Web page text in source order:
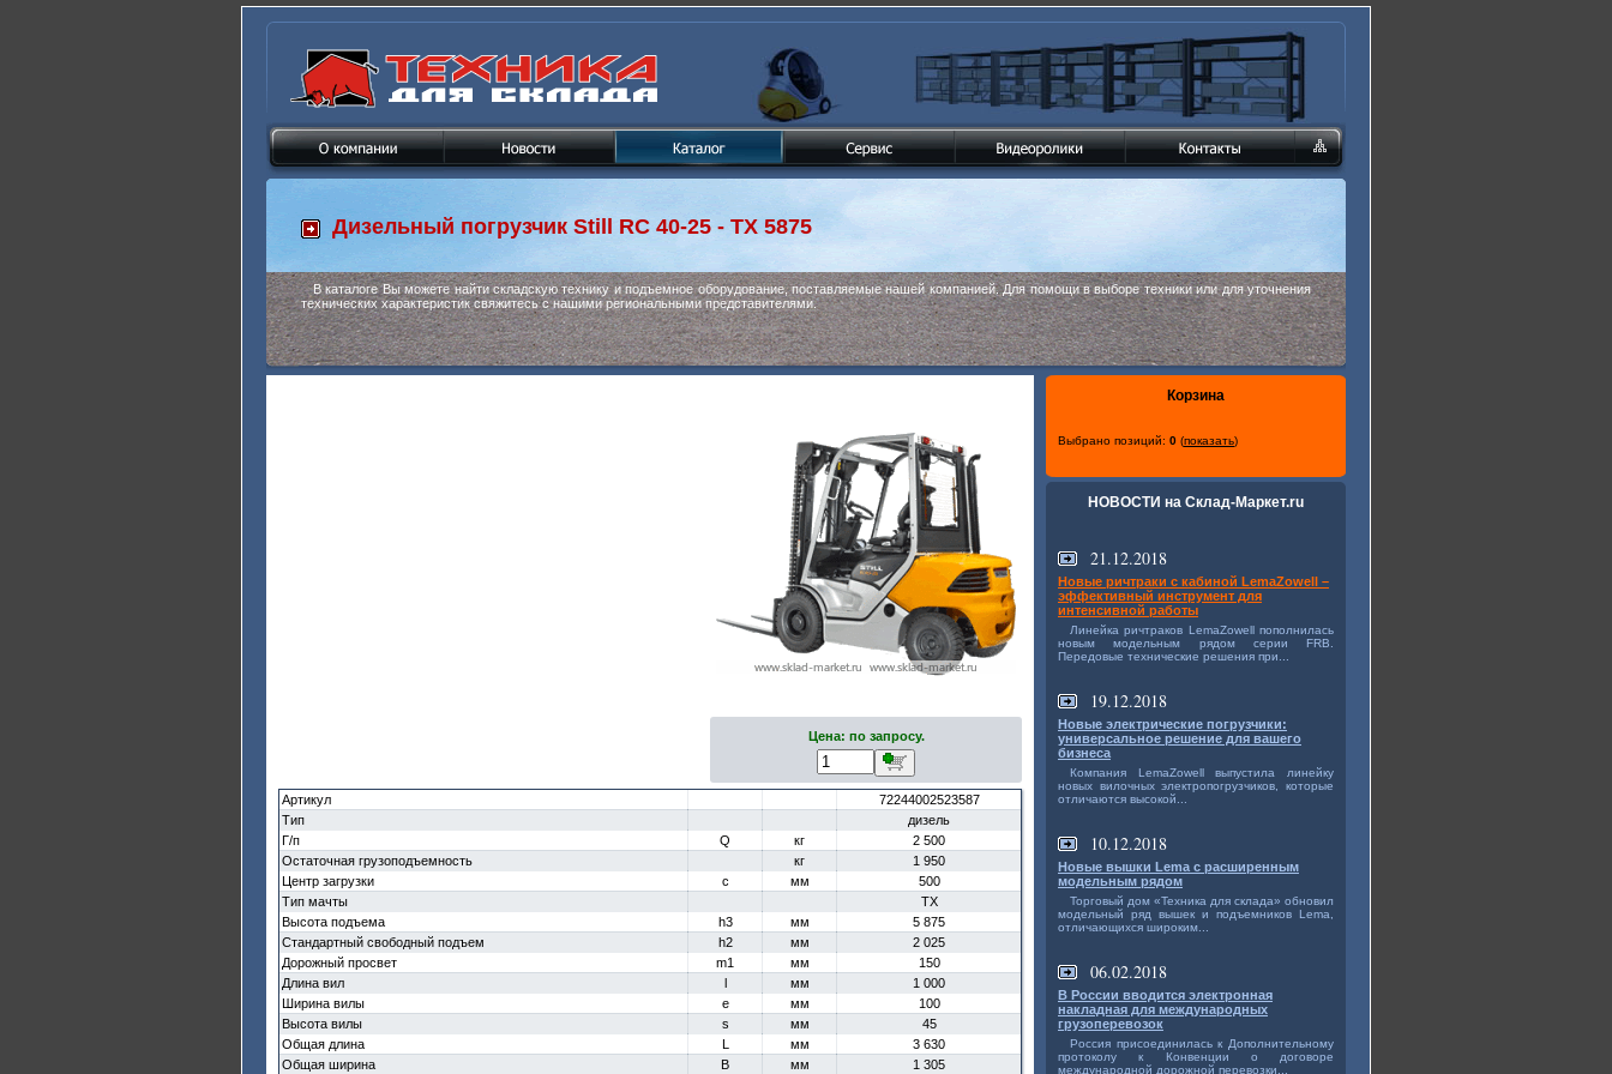
Дизельный погрузчик Still RC 40-25 - TX 5875
В каталоге Вы можете найти складскую технику и подъемное оборудование, поставляемые нашей компанией. Для помощи в выборе техники или для уточнения
технических характеристик свяжитесь с нашими региональными представителями.
Цена: по запросу.
Артикул
72244002523587
Тип
дизель
Г/п
Q кг
2 500
Остаточная грузоподъемность
кг
1 950
Центр загрузки
c мм
500
Тип мачты
TX
Высота подъема
h3 мм
5 875
Стандартный свободный подъем
h2 мм
2 025
Дорожный просвет
m1 мм
150
Длина вил
l мм
1 000
Ширина вилы
e мм
100
Высота вилы
s мм
45
Общая длина
L мм
3 630
Общая ширина
B мм 1 305
Корзина
Выбрано позиций: 0 (показать)
НОВОСТИ на Склад-Маркет.ru
21.12.2018
Новые ричтраки с кабиной LemaZowell –
эффективный инструмент для
интенсивной работы
Линейка ричтраков LemaZowell пополнилась
новым модельным рядом серии FRB.
Передовые технические решения при...
19.12.2018
Новые электрические погрузчики:
универсальное решение для вашего
бизнеса
Компания LemaZowell выпустила линейку
новых вилочных электропогрузчиков, которые
отличаются высокой...
10.12.2018
Новые вышки Lema с расширенным
модельным рядом
Торговый дом «Техника для склада» обновил
модельный ряд вышек и подъемников Lema,
отличающихся широким...
06.02.2018
В России вводится электронная
накладная для международных
грузоперевозок
Россия присоединилась к Дополнительному
протоколу к Конвенции о договоре
международной дорожной перевозки...